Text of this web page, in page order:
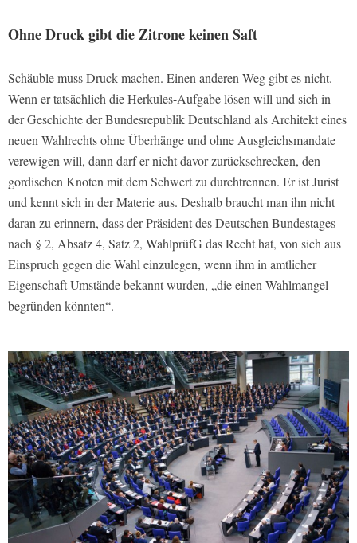
Ohne Druck gibt die Zitrone keinen Saft
Schäuble muss Druck machen. Einen anderen Weg gibt es nicht.
Wenn er tatsächlich die Herkules-Aufgabe lösen will und sich in
der Geschichte der Bundesrepublik Deutschland als Architekt eines
neuen Wahlrechts ohne Überhänge und ohne Ausgleichsmandate
verewigen will, dann darf er nicht davor zurückschrecken, den
gordischen Knoten mit dem Schwert zu durchtrennen. Er ist Jurist
und kennt sich in der Materie aus. Deshalb braucht man ihn nicht
daran zu erinnern, dass der Präsident des Deutschen Bundestages
nach § 2, Absatz 4, Satz 2, WahlprüfG das Recht hat, von sich aus
Einspruch gegen die Wahl einzulegen, wenn ihm in amtlicher
Eigenschaft Umstände bekannt wurden, „die einen Wahlmangel
begründen könnten“.